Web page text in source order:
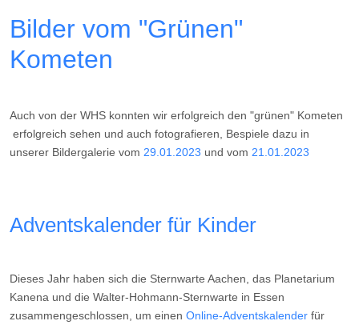
Bilder vom "Grünen"
Kometen
Auch von der WHS konnten wir erfolgreich den "grünen" Kometen
erfolgreich sehen und auch fotografieren, Bespiele dazu in
unserer Bildergalerie vom 29.01.2023 und vom 21.01.2023
Adventskalender für Kinder
Dieses Jahr haben sich die Sternwarte Aachen, das Planetarium
Kanena und die Walter-Hohmann-Sternwarte in Essen
zusammengeschlossen, um einen Online-Adventskalender für